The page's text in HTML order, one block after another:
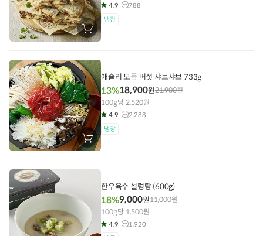
장
바
에
담
기
4.9
788
냉장
장
바
에
애슐리 모듬 버섯 샤브샤브 733g
13%18,900원21,900원
100g당 2,520원
4.9
2,288
냉장
한우육수 설렁탕 (600g)
18%9,000원11,000원
100g당 1,500원
4.9
1,920